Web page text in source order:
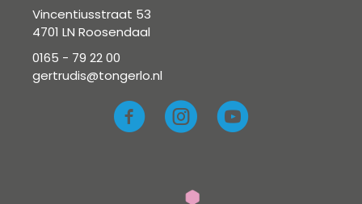
Vincentiusstraat 53
4701 LN Roosendaal
0165 - 79 22 00
gertrudis@tongerlo.nl